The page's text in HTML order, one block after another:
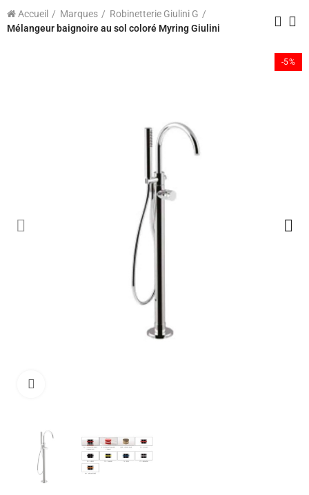
Accueil Marques
Robinetterie Giulini G
Mélangeur baignoire au sol coloré Myring Giulini
-5%